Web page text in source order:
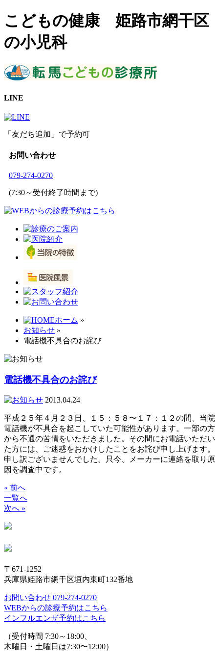
こどもの健康 姫路市網干区
の小児科
LINE
「友だち追加」で予約可
お問い合わせ
079-274-0270
(7:30～受付終了時間まで)
ホーム »
お知らせ »
電話機不具合のお詫び
電話機不具合のお詫び
2013.04.24
平成２５年４月２３日、１５：５８〜１７：１２の間、当院
電話機が不具合を起こしていた可能性があります。一部の方
から不通の苦情をいただきました。その間にお電話いただい
た方には、ご迷惑をおかけしたことをお詫び申し上げます。
申し訳ございませんでした。只今、メーカーに連絡を取り原
因を調査中です。
« 前へ
一覧へ
次へ »
〒671-1252
兵庫県姫路市網干区垣内東町132番地
お問い合わせ 079-274-0270
WEBからの診療予約はこちら
インフルエンザ予約はこちら
（受付時間 7:30～18:00、
木曜日・土曜日は7:30〜12:00）